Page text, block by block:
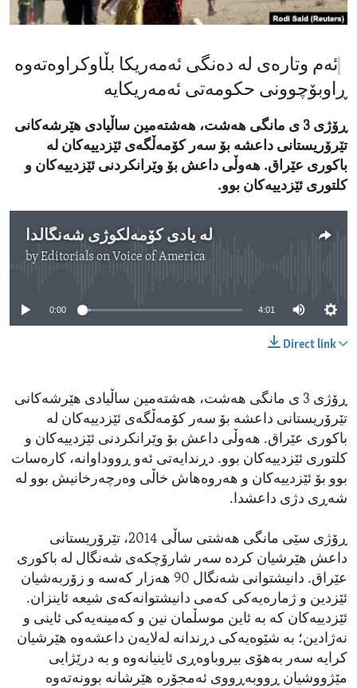
ENVIRONMENT AND HEALTH
ئەم وتارەی لە دەنگی ئەمەریکا بڵاوکراوەتەوە
ڕاوبۆچوونی حکومەتی ئەمەریکایە
ڕۆژی 3 ی مانگی هەشت، هەشتەمین ساڵیادی هێرشەکانی
تێرۆریستانی داعشە بۆ سەر کۆمەڵگەی ئێزدییەکان لە
باکوری عێراق. هەوڵی داعش بۆ وێرانکردنی ئێزدییەکان و
کلتوری ئێزدییەکان بوو.
لە یادی کۆمەڵکوژی شەنگالدا
byEditorials on Voice of America
0:00 4:01
Direct link
ڕۆژی 3 ی مانگی هەشت، هەشتەمین ساڵیادی هێرشەکانی
تێرۆریستانی داعشە بۆ سەر کۆمەڵگەی ئێزدییەکان لە
باکوری عێراق. هەوڵی داعش بۆ وێرانکردنی ئێزدییەکان و
کلتوری ئێزدییەکان بوو. دڕندایەتی ئەو ڕووداوانە، کارەسات
بوو بۆ ئێزدییەکان و هەروەهاش خاڵی وەرچەرخانیش بوو لە
شەڕی دژی داعشدا.
ڕۆژی سێی مانگی هەشتی ساڵی 2014، تێرۆریستانی
داعش هێرشیان کردە سەر شارۆچکەی شەنگال لە باکوری
عێراق. دانیشتوانی شەنگال 90 هەزار کەسە و زۆربەشیان
ئێزدین و ژمارەیەکی کەمی دانیشتوانەکەی شیعە ئاینزان.
ئێزدییەکان کە بە ئاین موسڵمان نین و کەمینەیەکی ئاینی و
نەژادین؛ بە شێوەیەکی دڕندانە لەلایەن داعشەوە هێرشیان
کرایە سەر بەهۆی بیروباوەڕی ئاینیانەوە و بە درێژایی
مێژووشیان ڕووبەڕووی ئەمجۆرە هێرشانە بوونەتەوە